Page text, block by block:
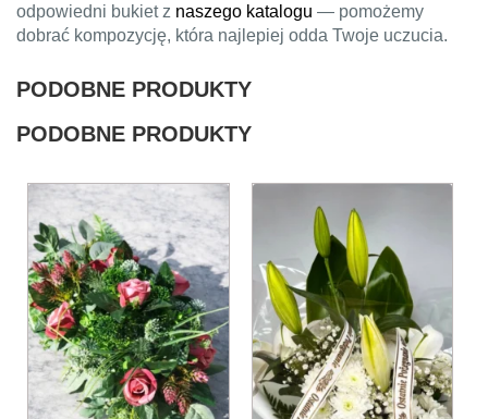
odpowiedni bukiet z naszego katalogu — pomożemy
dobrać kompozycję, która najlepiej odda Twoje uczucia.
PODOBNE PRODUKTY
PODOBNE PRODUKTY